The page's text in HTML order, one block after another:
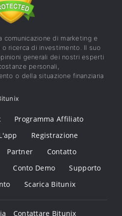
comunicazione di marketing e
ricerca di investimento. Il suo
generali dei nostri esperti
personali,
o della situazione finanziaria
Programma Affiliato
Registrazione
Partner
Contatto
Conto Demo
Supporto
Scarica Bitunix
Contattare Bitunix